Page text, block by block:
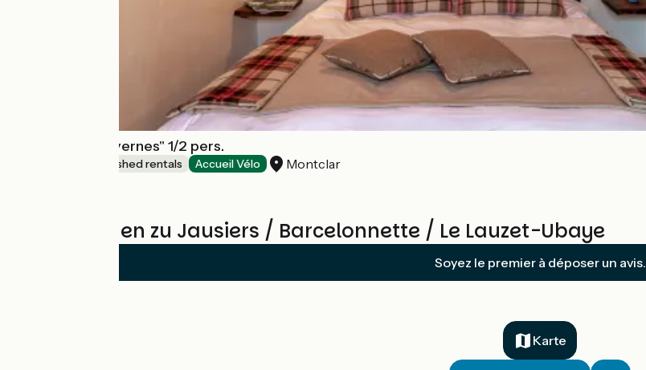
Les Alisiers "Savernes" 1/2 pers.
Lodgings and furnished rentals Accueil Vélo Montclar
Bewertungen zu Jausiers / Barcelonnette / Le Lauzet-Ubaye
Soyez le premier à déposer un avis.
Karte